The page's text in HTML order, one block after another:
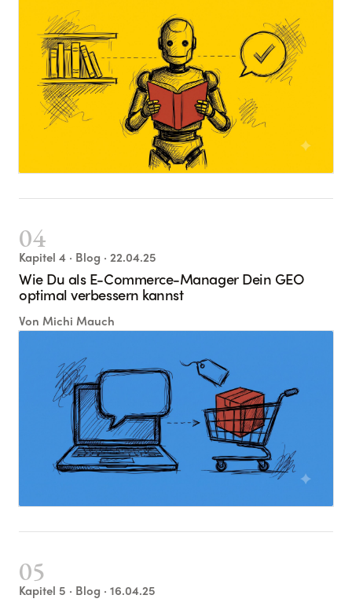
04
Kapitel 4 · Blog · 22.04.25
Wie Du als E-Commerce-Manager Dein GEO
optimal verbessern kannst
Von Michi Mauch
05
Kapitel 5 · Blog · 16.04.25